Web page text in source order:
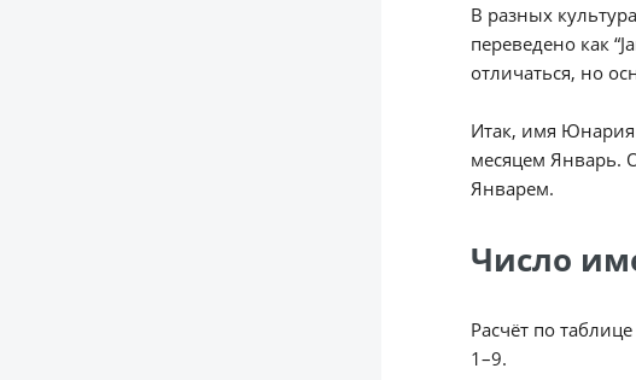
В разных
переведено как
отличаться, но
Итак, имя Юнария
месяцем Январь.
Январем.
Число
Расчёт по
1–9.